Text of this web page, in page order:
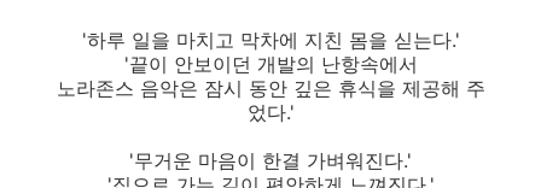
'하루 일을 마치고 막차에 지친 몸을 싣는다.'
'끝이 안보이던 개발의 난항속에서
노라존스 음악은 잠시 동안 깊은 휴식을 제공해 주
었다.'
'무거운 마음이 한결 가벼워진다.'